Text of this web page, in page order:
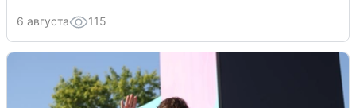
6 августа 115